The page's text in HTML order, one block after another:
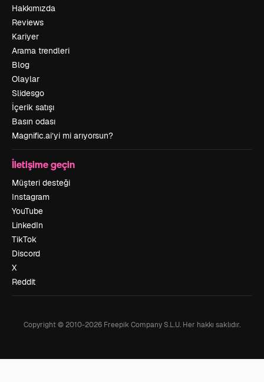
Hakkımızda
Reviews
Kariyer
Arama trendleri
Blog
Olaylar
Slidesgo
İçerik satışı
Basın odası
Magnific.ai’yi mi arıyorsun?
İletişime geçin
Müşteri desteği
Instagram
YouTube
LinkedIn
TikTok
Discord
X
Reddit
Copyright © 2010-2026 Freepik Company S.L.U. Her hakkı saklıdır.